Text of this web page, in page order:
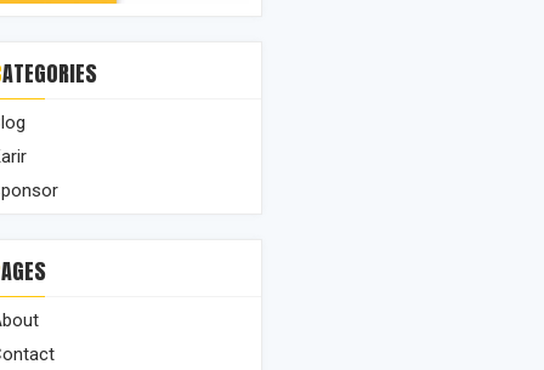
CATEGORIES
PAGES